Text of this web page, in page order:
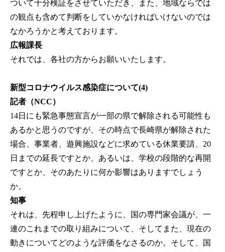
ついて十分検証をさせていただき、また、地域ならでは
の観点も含めて判断をしていかなければいけないのでは
なかろうかと考えております。
広報課長
それでは、各社の方からお願いいたします。
新型コロナウイルス感染症について(4)
記者（NCC）
14日にも緊急事態宣言が一部の県で解除される可能性も
あるかと思うのですが、その時点で長崎県が解除された
場合、事業者、遊興施設などに求めている休業要請、20
日までの延長ですとか、あるいは、学校の段階的な再開
ですとか、そのあたりに何か影響はありますでしょう
か。
知事
それは、先程申し上げたように、国の専門家会議が、一
連のこれまでの取り組みについて、そしてまた、現在の
動きについてどのような評価をなさるのか。そして、国